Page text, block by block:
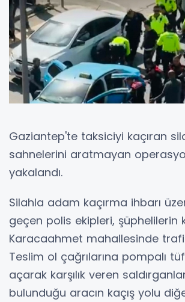
Gaziantep'te taksiciyi kaçıran
sahnelerini aratmayan
yakalandı.
Silahla adam kaçırma ihbarı
geçen polis ekipleri, şüphelilerin
Karacaahmet mahallesinde
Teslim ol çağrılarına pompalı
açarak karşılık veren
bulunduğu aracın kaçış yolu